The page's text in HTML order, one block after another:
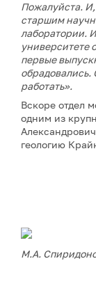
Пожалуйста. И,
старшим
лаборатории.
университете
первые
работать».
Вскоре отдел
одним из
геологию
М.А.